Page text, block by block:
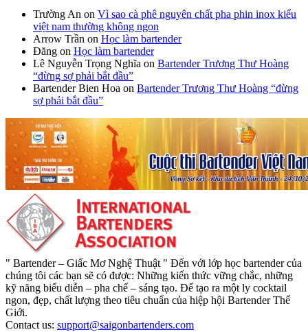
Trường An on Vì sao cà phê nguyên chất pha phin inox kiểu
việt nam thường không ngon
Arrow Trần on Học làm bartender
Đăng on Học làm bartender
Lê Nguyễn Trọng Nghĩa on Bartender Trương Thư Hoàng
“đừng sợ phải bắt đầu”
Bartender Bien Hoa on Bartender Trương Thư Hoàng “đừng
sợ phải bắt đầu”
" Bartender – Giấc Mơ Nghệ Thuật " Đến với lớp học bartender của
chúng tôi các bạn sẽ có được: Những kiến thức vững chắc, những
kỹ năng biểu diễn – pha chế – sáng tạo. Để tạo ra một ly cocktail
ngon, đẹp, chất lượng theo tiêu chuẩn của hiệp hội Bartender Thế
Giới.
Contact us: support@saigonbartenders.com